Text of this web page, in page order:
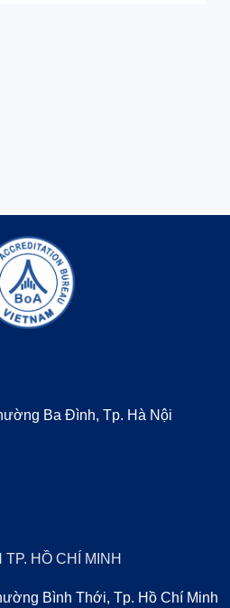
Ba Đình, Tp. Hà Nội
HỒ CHÍ MINH
Bình Thới, Tp. Hồ Chí Minh